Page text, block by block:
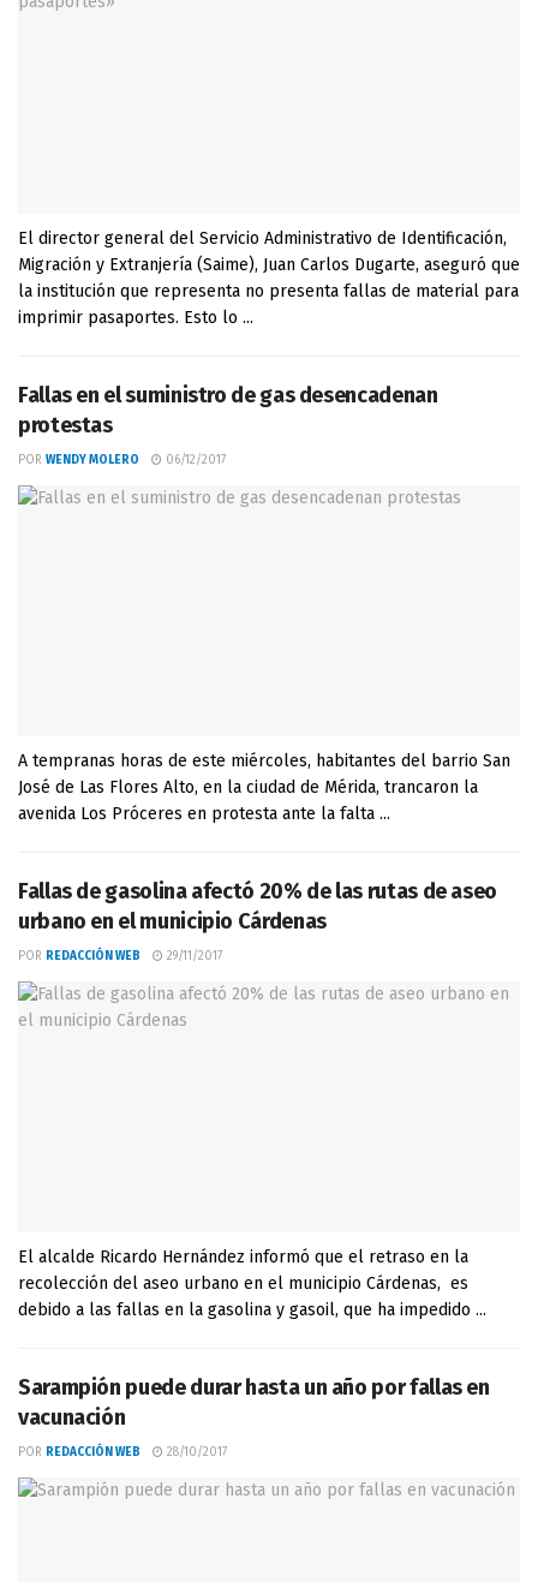
El director general del Servicio Administrativo de Identificación,
Migración y Extranjería (Saime), Juan Carlos Dugarte, aseguró que
la institución que representa no presenta fallas de material para
imprimir pasaportes. Esto lo ...
Fallas en el suministro de gas desencadenan
protestas
POR WENDY MOLERO 06/12/2017
A tempranas horas de este miércoles, habitantes del barrio San
José de Las Flores Alto, en la ciudad de Mérida, trancaron la
avenida Los Próceres en protesta ante la falta ...
Fallas de gasolina afectó 20% de las rutas de aseo
urbano en el municipio Cárdenas
POR REDACCIÓN WEB 29/11/2017
El alcalde Ricardo Hernández informó que el retraso en la
recolección del aseo urbano en el municipio Cárdenas, es
debido a las fallas en la gasolina y gasoil, que ha impedido ...
Sarampión puede durar hasta un año por fallas en
vacunación
POR REDACCIÓN WEB 28/10/2017